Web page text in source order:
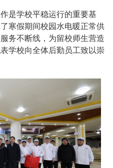
是学校平稳运行的重要基
寒假期间校园水电暖正常供
务不断线，为留校师生营造
学校向全体后勤员工致以崇